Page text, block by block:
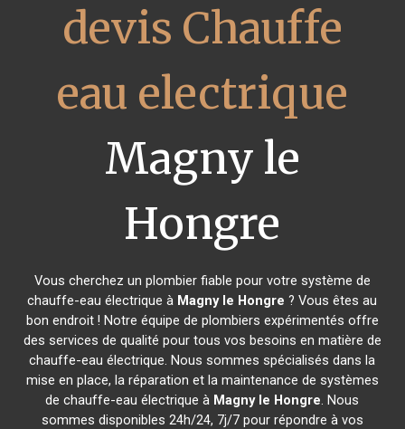
devis Chauffe
eau electrique
Magny le
Hongre
Vous cherchez un plombier fiable pour votre système de
chauffe-eau électrique à Magny le Hongre ? Vous êtes au
bon endroit ! Notre équipe de plombiers expérimentés offre
des services de qualité pour tous vos besoins en matière de
chauffe-eau électrique. Nous sommes spécialisés dans la
mise en place, la réparation et la maintenance de systèmes
de chauffe-eau électrique à Magny le Hongre. Nous
sommes disponibles 24h/24, 7j/7 pour répondre à vos